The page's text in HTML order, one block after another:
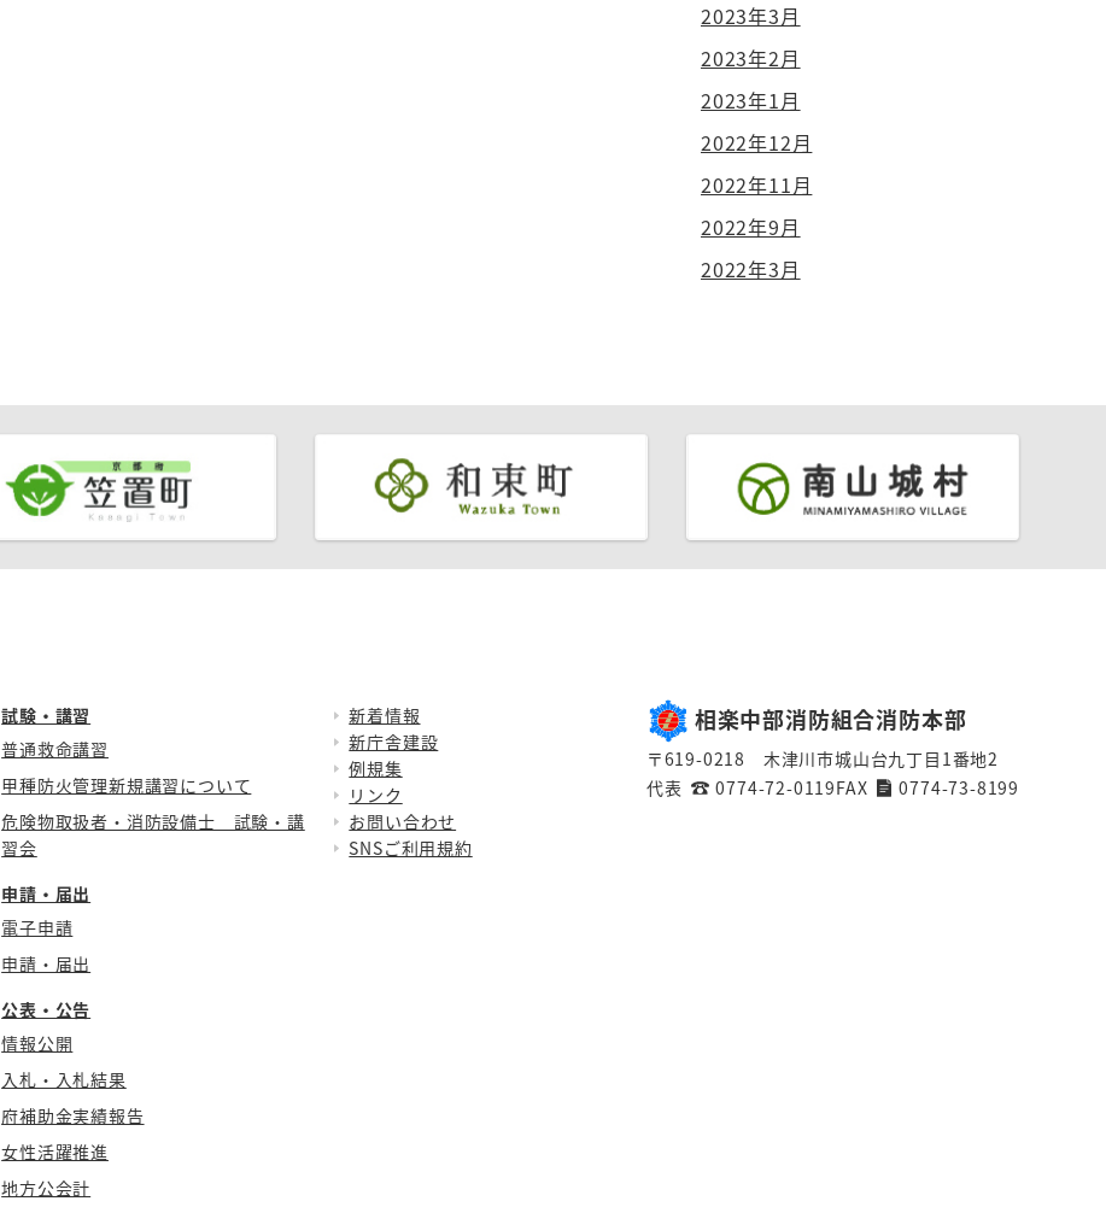
2023年3月
2023年2月
2023年1月
2022年12月
2022年11月
2022年9月
2022年3月
試験・講習
普通救命講習
甲種防火管理新規講習について
危険物取扱者・消防設備士 試験・講
習会
申請・届出
電子申請
申請・届出
公表・公告
情報公開
入札・入札結果
府補助金実績報告
女性活躍推進
地方公会計
新着情報
新庁舎建設
例規集
リンク
お問い合わせ
SNSご利用規約
相楽中部消防組合消防本部
〒619-0218 木津川市城山台九丁目1番地2
代表
0774-72-0119FAX 0774-73-8199